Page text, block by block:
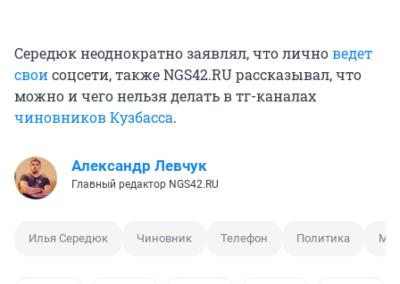
Середюк неоднократно заявлял, что личноведет
своисоцсети, также NGS42.RU рассказывал, что
можно и чего нельзя делать в тг-каналах
чиновников Кузбасса.
Александр Левчук
Главный редактор NGS42.RU
Илья Середюк Чиновник Телефон Политика